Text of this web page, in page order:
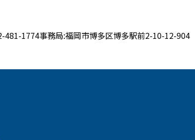
481-1774事務局:福岡市博多区博多駅前2-10-12-904